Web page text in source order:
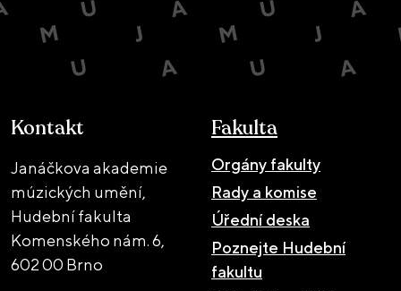
Kontakt
Janáčkova akademie
múzických umění,
Hudební fakulta
Komenského nám. 6,
602 00 Brno
Fakulta
Orgány fakulty
Rady a komise
Úřední deska
Poznejte Hudební
fakultu